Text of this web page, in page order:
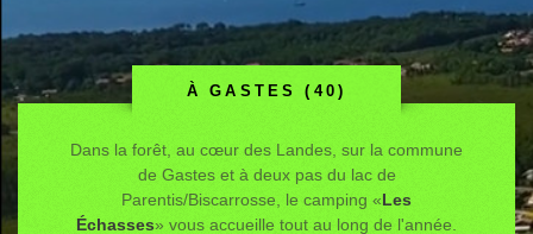
À GASTES (40)
Dans la forêt, au cœur des Landes, sur la commune
de Gastes et à deux pas du lac de
Parentis/Biscarrosse, le camping «Les
Échasses» vous accueille tout au long de l'année.